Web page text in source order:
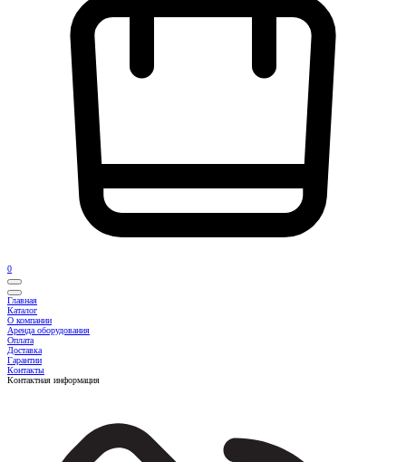
0
Главная
Каталог
О компании
Аренда оборудования
Оплата
Доставка
Гарантии
Контакты
Контактная информация